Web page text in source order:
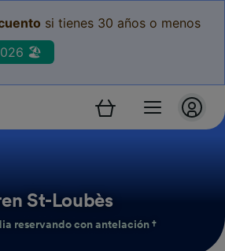
si tienes 30 años o menos
🏖️
St-Loubès
reservando con antelación †